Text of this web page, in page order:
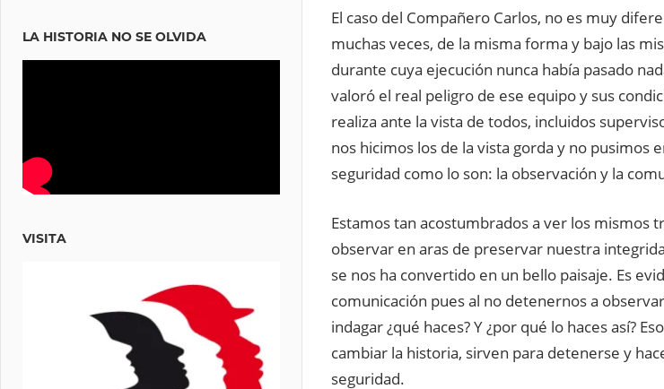
El caso del Compañero Carlos, no es muy
muchas veces, de la misma forma y bajo las
durante cuya ejecución nunca había pasado
valoró el real peligro de ese equipo y sus
realiza ante la vista de todos, incluidos
nos hicimos los de la vista gorda y no pusimos
seguridad como lo son: la observación y la
Estamos tan acostumbrados a ver los mismos
observar en aras de preservar nuestra
se nos ha convertido en un bello paisaje. Es
comunicación pues al no detenernos a
indagar ¿qué haces? Y ¿por qué lo haces así?
cambiar la historia, sirven para detenerse y
seguridad.
LA HISTORIA NO SE OLVIDA
VISITA